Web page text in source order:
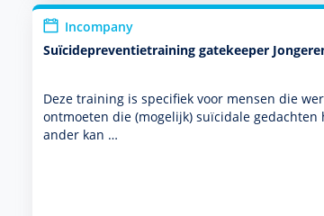
Incompany
Suïcidepreventietraining gatekeeper
Deze training is specifiek voor mensen die
ontmoeten die (moge­lijk) suïcidale
ander kan …